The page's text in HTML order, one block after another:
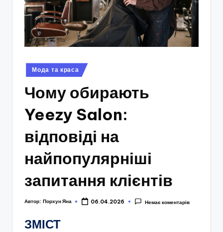
Опубліковано
у
Мода та краса
Чому обирають
Yeezy Salon:
відповіді на
найпопулярніші
запитання клієнтів
Автор: Порхун Яна 06.04.2026 Немає коментарів
ЗМІСТ